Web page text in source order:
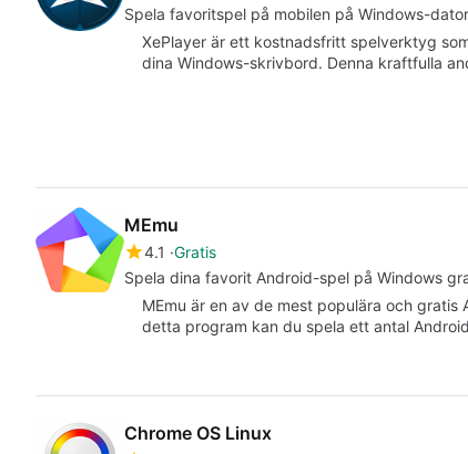
Spela favoritspel på mobilen på Windows-
XePlayer är ett kostnadsfritt spelverktyg
dina Windows-skrivbord. Denna kraftfulla
MEmu
4.1 Gratis
Spela dina favorit Android-spel på Windows
MEmu är en av de mest populära och
detta program kan du spela ett antal
Chrome OS Linux